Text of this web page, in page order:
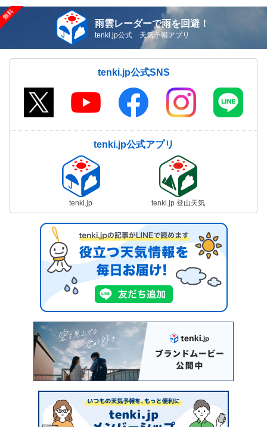
雨雲レーダーで雨を回避！
tenki.jp公式 天気予報アプリ
tenki.jp公式SNS
tenki.jp公式アプリ
tenki.jp tenki.jp 登山天気